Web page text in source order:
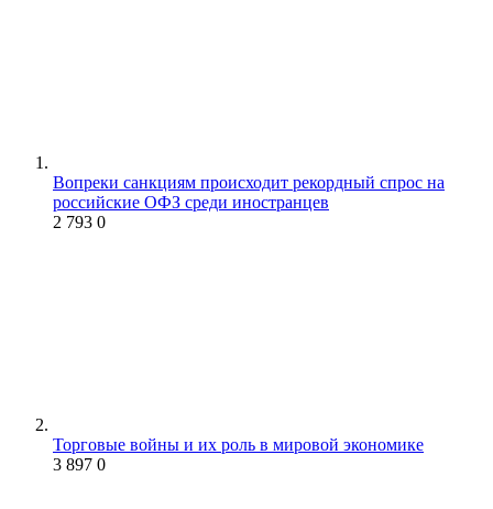
Вопреки санкциям происходит рекордный спрос на
российские ОФЗ среди иностранцев
2 793 0
Торговые войны и их роль в мировой экономике
3 897 0